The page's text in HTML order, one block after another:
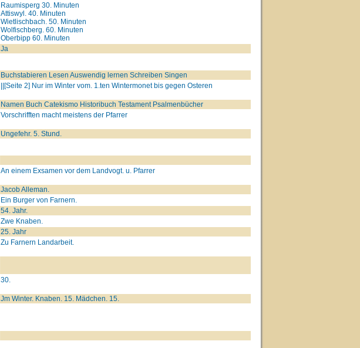
Raumisperg 30. Minuten
Attiswyl. 40. Minuten
Wietlischbach. 50. Minuten
Wolfischberg. 60. Minuten
Oberbipp 60. Minuten
Ja
Buchstabieren Lesen Auswendig lernen Schreiben Singen
||[Seite 2] Nur im Winter vom. 1.ten Wintermonet bis gegen Osteren
Namen Buch Catekismo Historibuch Testament Psalmenbücher
Vorschrifften macht meistens der Pfarrer
Ungefehr. 5. Stund.
An einem Exsamen vor dem Landvogt. u. Pfarrer
Jacob Alleman.
Ein Burger von Farnern.
54. Jahr.
Zwe Knaben.
25. Jahr
Zu Farnern Landarbeit.
30.
Jm Winter. Knaben. 15. Mädchen. 15.